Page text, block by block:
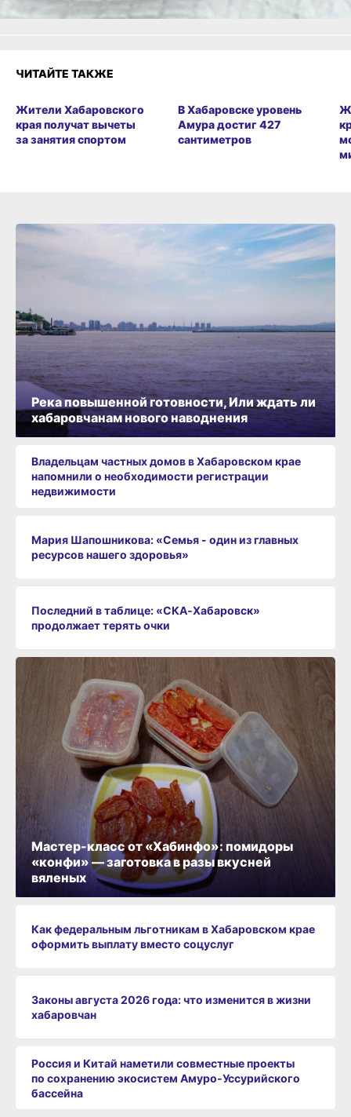
ЧИТАЙТЕ ТАКЖЕ
Жители Хабаровского
края получат вычеты
за занятия спортом
В Хабаровске уровень
Амура достиг 427
сантиметров
Река повышенной готовности, Или ждать ли
хабаровчанам нового наводнения
Владельцам частных домов в Хабаровском крае
напомнили о необходимости регистрации
недвижимости
Мария Шапошникова: «Семья - один из главных
ресурсов нашего здоровья»
Последний в таблице: «СКА‑Хабаровск»
продолжает терять очки
Как федеральным льготникам в Хабаровском крае
оформить выплату вместо соцуслуг
Законы августа 2026 года: что изменится в жизни
хабаровчан
Россия и Китай наметили совместные проекты
по сохранению экосистем Амуро‑Уссурийского
бассейна
Мастер-класс от «Хабинфо»: помидоры
«конфи» — заготовка в разы вкусней
вяленых